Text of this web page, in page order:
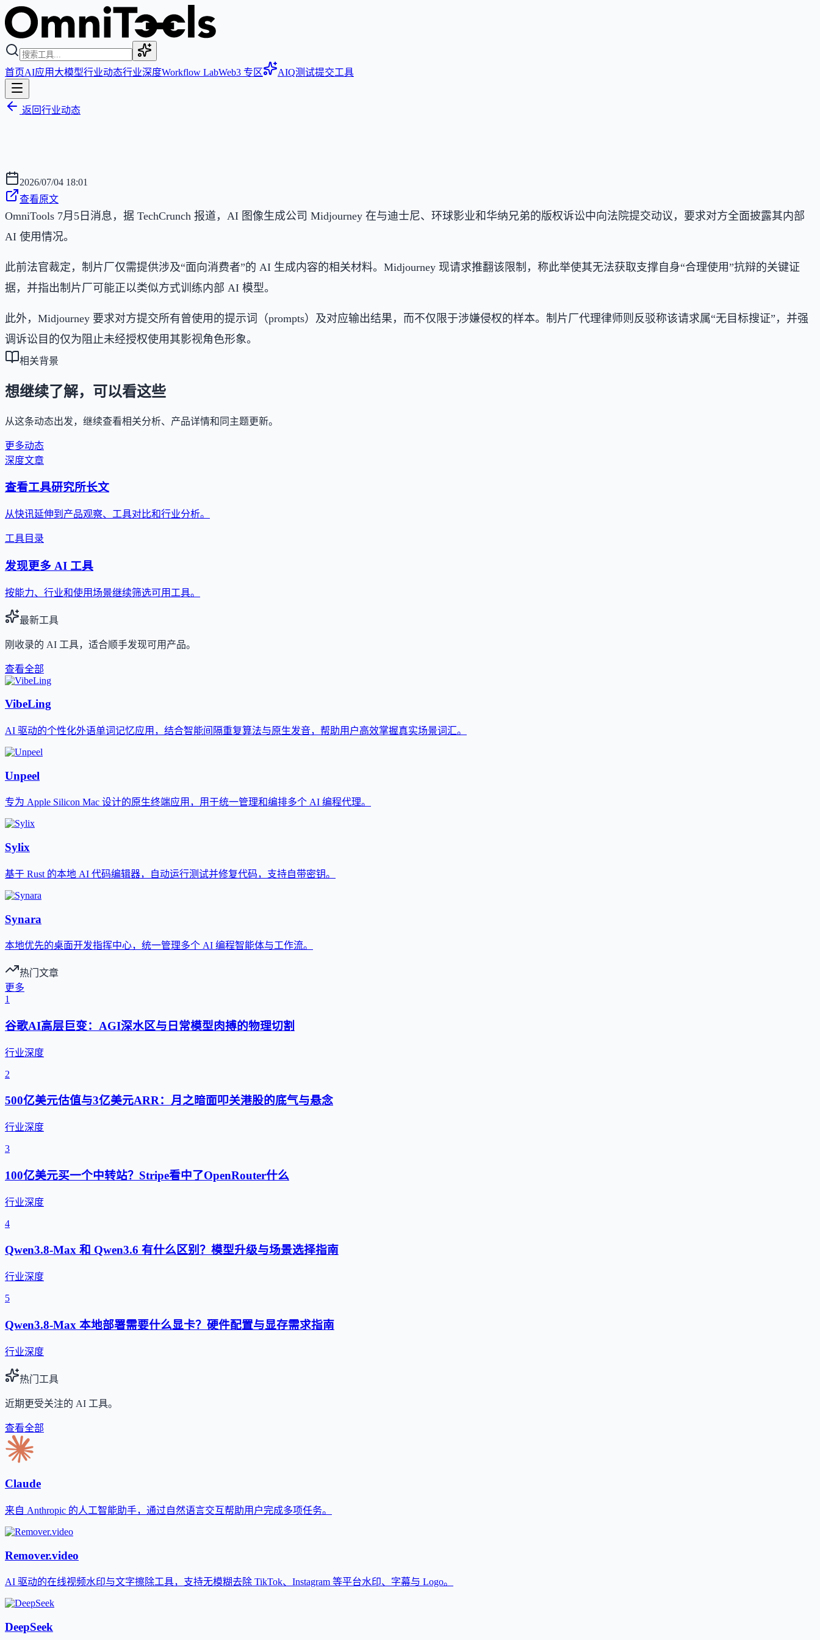
首页AI应用 大模型行业动态行业深度Workflow LabWeb3 专区 AIQ测试提交工具
返回行业动态
2026/07/04 18:01
查看原文
OmniTools 7月5日消息，据 TechCrunch 报道，AI 图像生成公司 Midjourney 在与迪士尼、环球影业和华纳兄弟的版权诉讼中向法院提交动议，要求对方全面披露其内部
AI 使用情况。
此前法官裁定，制片厂仅需提供涉及“面向消费者”的 AI 生成内容的相关材料。Midjourney 现请求推翻该限制，称此举使其无法获取支撑自身“合理使用”抗辩的关键证
据，并指出制片厂可能正以类似方式训练内部 AI 模型。
此外，Midjourney 要求对方提交所有曾使用的提示词（prompts）及对应输出结果，而不仅限于涉嫌侵权的样本。制片厂代理律师则反驳称该请求属“无目标搜证”，并强
调诉讼目的仅为阻止未经授权使用其影视角色形象。
相关背景
想继续了解，可以看这些
从这条动态出发，继续查看相关分析、产品详情和同主题更新。
更多动态
深度文章
查看工具研究所长文
从快讯延伸到产品观察、工具对比和行业分析。
工具目录
发现更多 AI 工具
按能力、行业和使用场景继续筛选可用工具。
最新工具
刚收录的 AI 工具，适合顺手发现可用产品。
查看全部
VibeLing
AI 驱动的个性化外语单词记忆应用，结合智能间隔重复算法与原生发音，帮助用户高效掌握真实场景词汇。
Unpeel
专为 Apple Silicon Mac 设计的原生终端应用，用于统一管理和编排多个 AI 编程代理。
Sylix
基于 Rust 的本地 AI 代码编辑器，自动运行测试并修复代码，支持自带密钥。
Synara
本地优先的桌面开发指挥中心，统一管理多个 AI 编程智能体与工作流。
热门文章
更多
1
谷歌AI高层巨变：AGI深水区与日常模型肉搏的物理切割
行业深度
2
500亿美元估值与3亿美元ARR：月之暗面叩关港股的底气与悬念
行业深度
3
100亿美元买一个中转站？Stripe看中了OpenRouter什么
行业深度
4
Qwen3.8-Max 和 Qwen3.6 有什么区别？模型升级与场景选择指南
行业深度
5
Qwen3.8-Max 本地部署需要什么显卡？硬件配置与显存需求指南
行业深度
热门工具
近期更受关注的 AI 工具。
查看全部
Claude
来自 Anthropic 的人工智能助手，通过自然语言交互帮助用户完成多项任务。
Remover.video
AI 驱动的在线视频水印与文字擦除工具，支持无模糊去除 TikTok、Instagram 等平台水印、字幕与 Logo。
DeepSeek